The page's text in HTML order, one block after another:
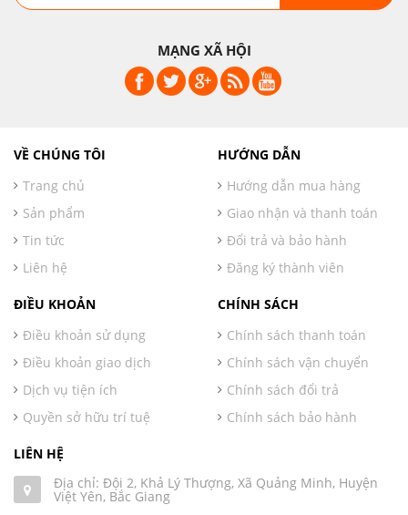
MẠNG XÃ HỘI
VỀ CHÚNG TÔI
Trang chủ
Sản phẩm
Tin tức
Liên hệ
HƯỚNG DẪN
Hướng dẫn mua hàng
Giao nhận và thanh toán
Đổi trả và bảo hành
Đăng ký thành viên
ĐIỀU KHOẢN
Điều khoản sử dụng
Điều khoản giao dịch
Dịch vụ tiện ích
Quyền sở hữu trí tuệ
CHÍNH SÁCH
Chính sách thanh toán
Chính sách vận chuyển
Chính sách đổi trả
Chính sách bảo hành
LIÊN HỆ
Địa chỉ: Đội 2, Khả Lý Thượng, Xã Quảng Minh, Huyện
Việt Yên, Bắc Giang